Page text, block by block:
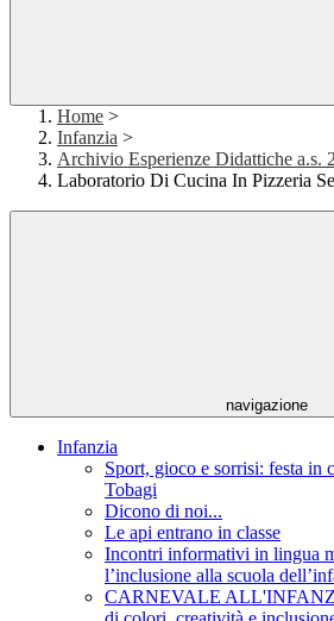
Home >
Infanzia >
Archivio Esperienze Didattiche a.s.
Laboratorio Di Cucina In Pizzeria
navigazione
Infanzia
Sport, gioco e sorrisi: festa in
Tobagi
Dicono di noi...
Le api entrano in classe
Incontri informativi in lingua
l’inclusione alla scuola
CARNEVALE